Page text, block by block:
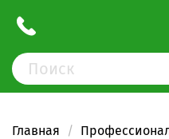
Главная